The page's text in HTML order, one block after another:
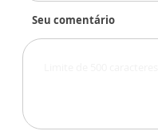
Seu comentário